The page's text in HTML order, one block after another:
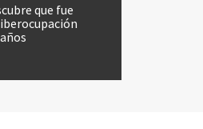
que fue